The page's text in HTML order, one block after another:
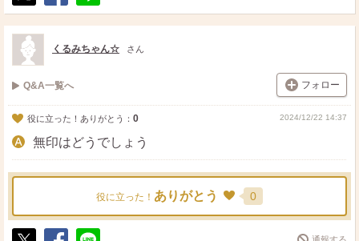
ポ
ス
ト
シ
ェ
送
る
くるみちゃん☆ さん
Q&A一覧へ フォロー
役に立った！ありがとう： 0 2024/12/22 14:37
無印はどうでしょう
役に立った！ ありがとう 0
通報する